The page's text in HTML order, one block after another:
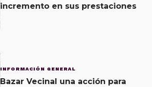
incremento en sus prestaciones
INFORMACIÓN GENERAL
Bazar Vecinal una acción para